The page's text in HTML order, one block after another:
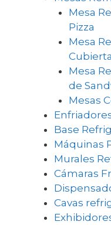
Mesa
Pizza
Mesa
Mesa
de
Mesas
Base
Máquinas
Murales
Cámaras
Cavas